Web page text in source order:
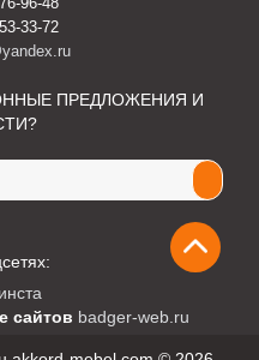
33-72
ПРЕДЛОЖЕНИЯ И
сайтов badger-web.ru